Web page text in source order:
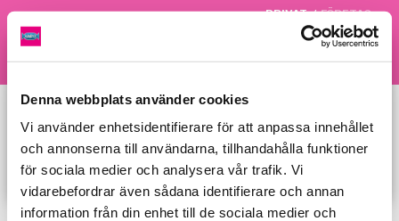
Denna webbplats använder cookies
Vi använder enhetsidentifierare för att anpassa innehållet
och annonserna till användarna, tillhandahålla funktioner
för sociala medier och analysera vår trafik. Vi
vidarebefordrar även sådana identifierare och annan
information från din enhet till de sociala medier och
Meny
PRIVAT / FÖRETAG
Nyhet! I år säljer vi fyrverkerier till
nyår!
Fyrverkerier säljs i alla Godisbolagets butiker förutom
godisbutiken på Gävle Bro.